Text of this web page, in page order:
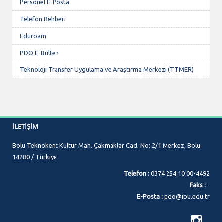
Personel E-Posta
Telefon Rehberi
Eduroam
PDO E-Bülten
Teknoloji Transfer Uygulama ve Araştırma Merkezi (TTMER)
İLETIŞIM
Bolu Teknokent Kültür Mah. Çakmaklar Cad. No: 2/1 Merkez, Bolu
14280 / Türkiye
Telefon : 0374 254 10 00-4492
Faks : -
E-Posta : pdo@ibu.edu.tr